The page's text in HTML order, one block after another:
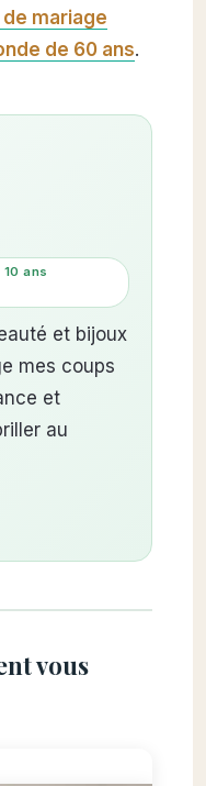
de mariage
de 60 ans.
ans
et bijoux
mes coups
et
au
vous